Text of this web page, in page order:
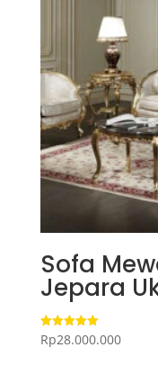
Sofa
Jepara
Dinilai
5.00
Rp28.000.000